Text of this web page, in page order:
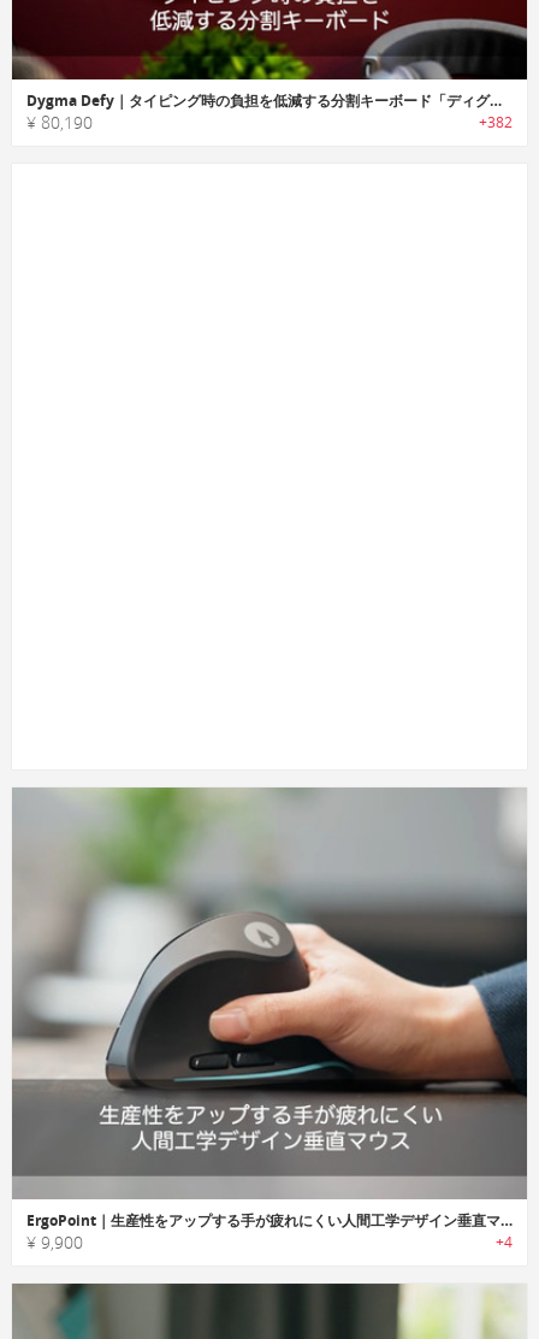
Dygma Defy｜タイピング時の負担を低減する分割キーボード「ディグマディファイ」
¥ 80,190 +382
ErgoPoint｜生産性をアップする手が疲れにくい人間工学デザイン垂直マウス「エルゴポイント」
¥ 9,900 +4